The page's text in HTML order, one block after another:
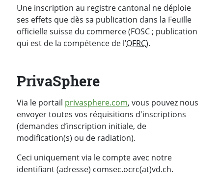
Une inscription au registre cantonal ne déploie
ses effets que dès sa publication dans la Feuille
officielle suisse du commerce (FOSC ; publication
qui est de la compétence de l’OFRC).
PrivaSphere
Via le portail privasphere.com, vous pouvez nous
envoyer toutes vos réquisitions d'inscriptions
(demandes d’inscription initiale, de
modification(s) ou de radiation).
Ceci uniquement via le compte avec notre
identifiant (adresse) comsec.ocrc(at)vd.ch.